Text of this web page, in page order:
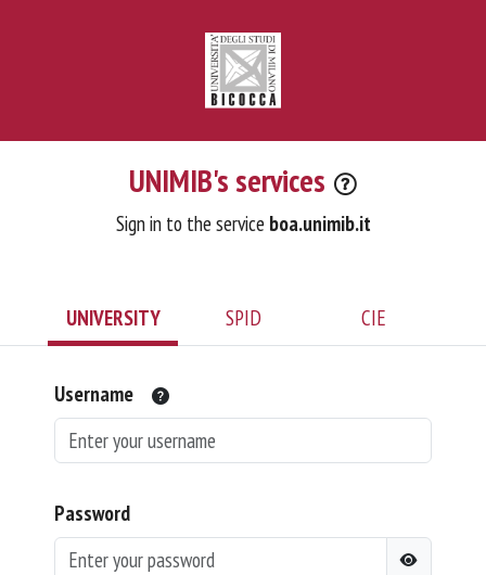
UNIMIB's services
Sign in to the service boa.unimib.it
UNIVERSITY SPID CIE
Username
Password